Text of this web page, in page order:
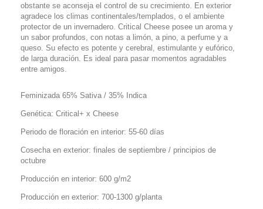
obstante se aconseja el control de su crecimiento. En exterior
agradece los climas continentales/templados, o el ambiente
protector de un invernadero. Critical Cheese posee un aroma y
un sabor profundos, con notas a limón, a pino, a perfume y a
queso. Su efecto es potente y cerebral, estimulante y eufórico,
de larga duración. Es ideal para pasar momentos agradables
entre amigos.
Feminizada 65% Sativa / 35% Indica
Genética: Critical+ x Cheese
Periodo de floración en interior: 55-60 días
Cosecha en exterior: finales de septiembre / principios de
octubre
Producción en interior: 600 g/m2
Producción en exterior: 700-1300 g/planta